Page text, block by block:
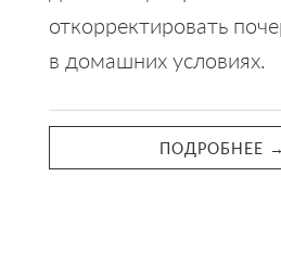
откорректировать
в домашних условиях.
ПОДРОБНЕЕ →